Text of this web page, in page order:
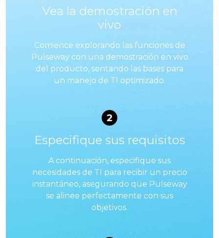
Vea la demostración en
vivo
Comience explorando las funciones de
Pulseway con una demostración en vivo
del producto, sentando las bases para
un manejo de TI optimizado.
2
Especifique sus requisitos
A continuación, especifique sus
necesidades de TI para recibir un precio
instantáneo, asegurando que Pulseway
se alinee perfectamente con sus
objetivos.